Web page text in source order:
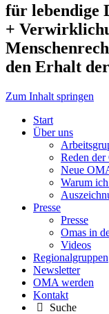
für lebendige
+
den Erhalt
Zum Inhalt springen
Start
Über uns
Reden
Neue
Warum
Presse
Presse
Omas in
Videos
Regionalgruppen
Newsletter
OMA werden
Kontakt
Suche